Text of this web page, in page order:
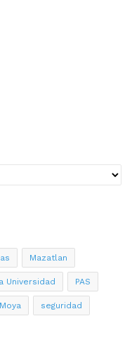
Mazatlan
Universidad PAS
seguridad